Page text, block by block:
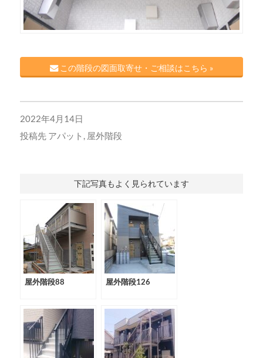
この階段の図面取寄せ・ご相談はこちら »
2022年4月14日
投稿先 アパット , 屋外階段
下記写真もよく見られています
屋外階段88 屋外階段126